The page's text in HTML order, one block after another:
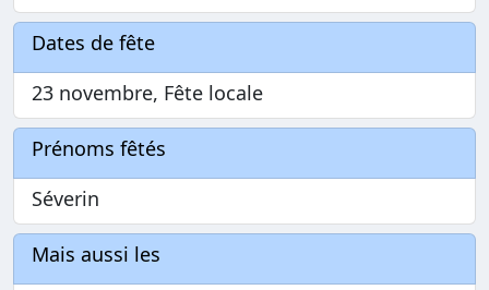
Dates de fête
23 novembre, Fête locale
Prénoms fêtés
Séverin
Mais aussi les